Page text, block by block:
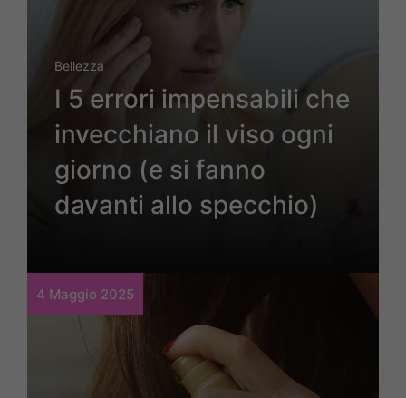
Bellezza
I 5 errori impensabili che
invecchiano il viso ogni
giorno (e si fanno
davanti allo specchio)
4 Maggio 2025